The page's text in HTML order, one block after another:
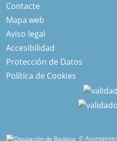
Contacte
Mapa web
Aviso legal
Accesibilidad
Protección de Datos
Política de Cookies
©